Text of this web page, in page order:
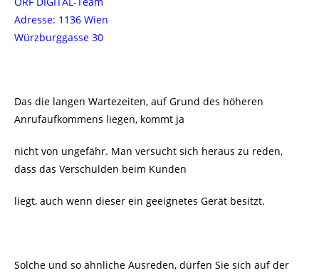
Adresse: 1136 Wien
Würzburggasse 30
Das die langen Wartezeiten, auf Grund des höheren
Anrufaufkommens liegen, kommt ja
nicht von ungefähr. Man versucht sich heraus zu reden,
dass das Verschulden beim Kunden
liegt, auch wenn dieser ein geeignetes Gerät besitzt.
Solche und so ähnliche Ausreden, dürfen Sie sich auf der